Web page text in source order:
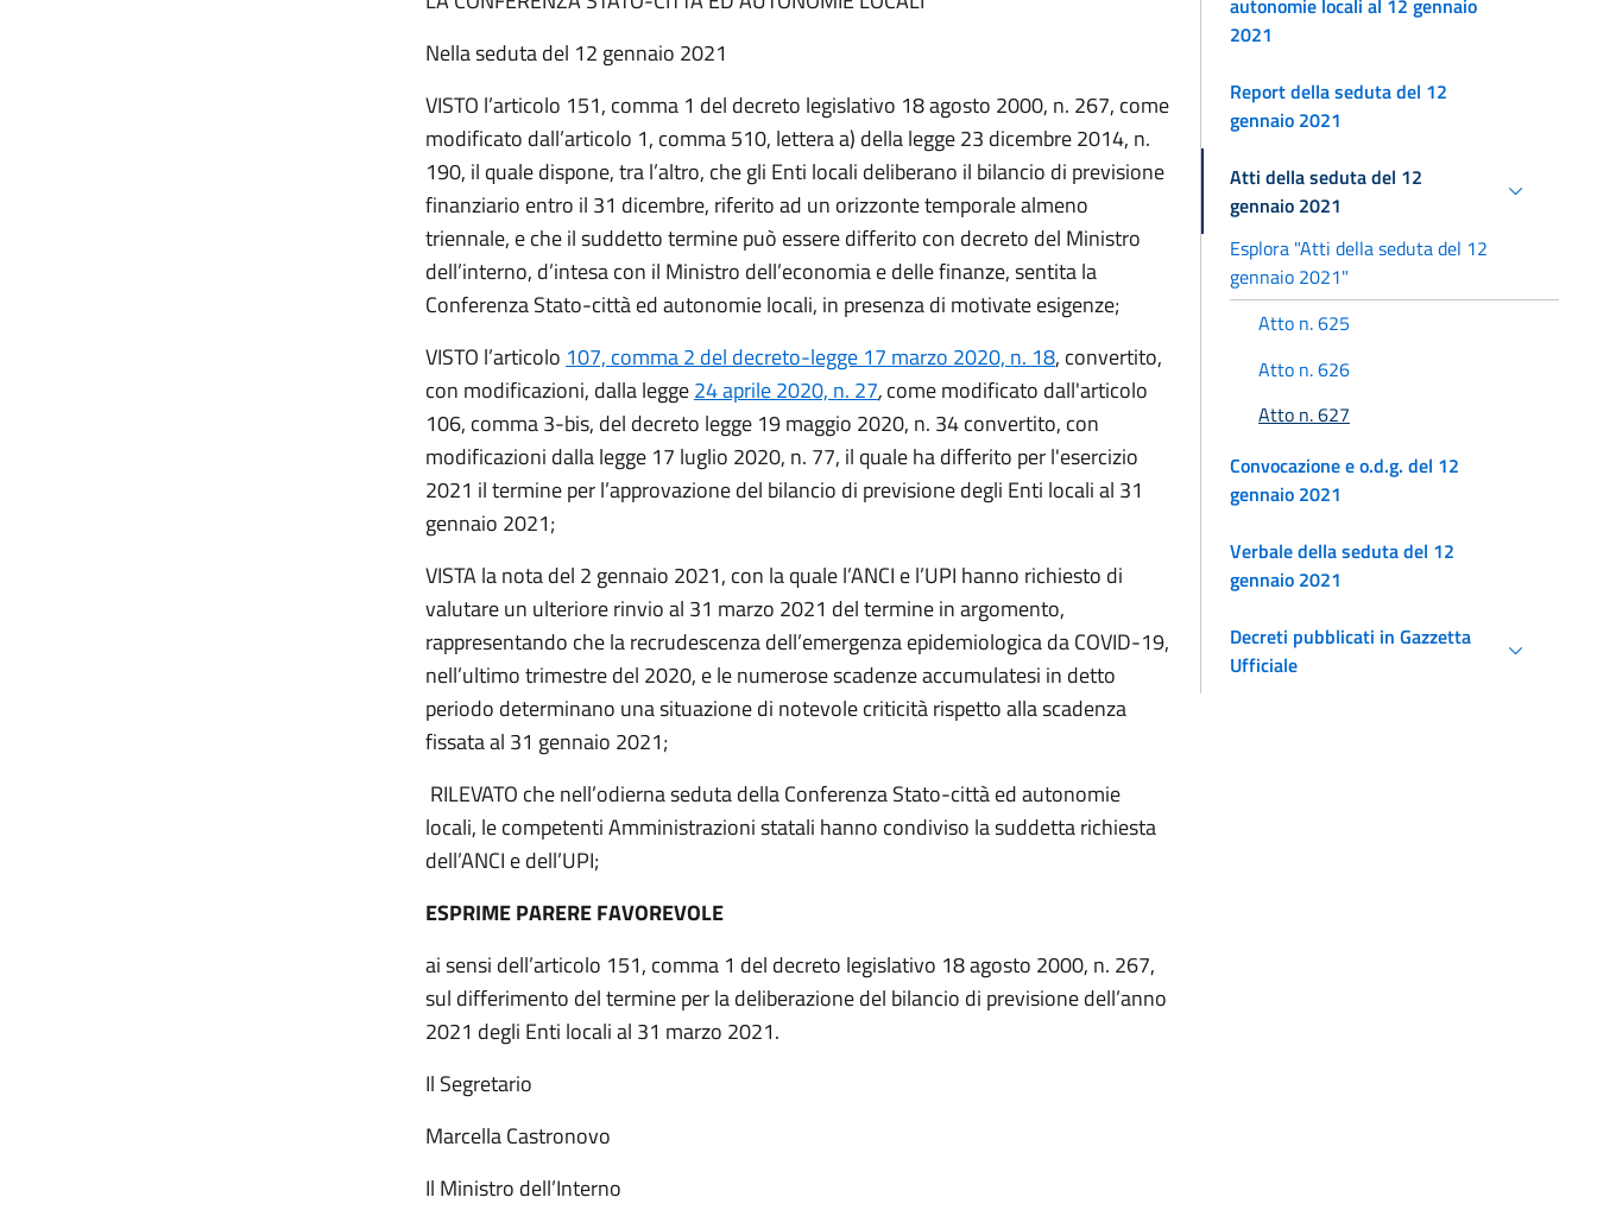
Nella seduta del 12 gennaio 2021
VISTO l’articolo 151, comma 1 del decreto legislativo 18 agosto 2000, n. 267, come
modificato dall’articolo 1, comma 510, lettera a) della legge 23 dicembre 2014, n.
190, il quale dispone, tra l’altro, che gli Enti locali deliberano il bilancio di previsione
finanziario entro il 31 dicembre, riferito ad un orizzonte temporale almeno
triennale, e che il suddetto termine può essere differito con decreto del Ministro
dell’interno, d’intesa con il Ministro dell’economia e delle finanze, sentita la
Conferenza Stato-città ed autonomie locali, in presenza di motivate esigenze;
VISTO l’articolo 107, comma 2 del decreto-legge 17 marzo 2020, n. 18, convertito,
con modificazioni, dalla legge24 aprile 2020, n. 27,come modificato dall'articolo
106, comma 3-bis, del decreto legge 19 maggio 2020, n. 34 convertito, con
modificazioni dalla legge 17 luglio 2020, n. 77, il quale ha differito per l'esercizio
2021 il termine per l’approvazione del bilancio di previsione degli Enti locali al 31
gennaio 2021;
VISTA la nota del 2 gennaio 2021, con la quale l’ANCI e l’UPI hanno richiesto di
valutare un ulteriore rinvio al 31 marzo 2021 del termine in argomento,
rappresentando che la recrudescenza dell’emergenza epidemiologica da COVID-19,
nell’ultimo trimestre del 2020, e le numerose scadenze accumulatesi in detto
periodo determinano una situazione di notevole criticità rispetto alla scadenza
fissata al 31 gennaio 2021;
RILEVATO che nell’odierna seduta della Conferenza Stato-città ed autonomie
locali, le competenti Amministrazioni statali hanno condiviso la suddetta richiesta
dell’ANCI e dell’UPI;
ESPRIME PARERE FAVOREVOLE
ai sensi dell’articolo 151, comma 1 del decreto legislativo 18 agosto 2000, n. 267,
sul differimento del termine per la deliberazione del bilancio di previsione dell’anno
2021 degli Enti locali al 31 marzo 2021.
Il Segretario
Marcella Castronovo
Il Ministro dell’Interno
2021
Report della seduta del 12
gennaio 2021
Atti della seduta del 12
gennaio 2021
Esplora "Atti della seduta del 12
gennaio 2021"
Atto n. 625
Atto n. 626
Atto n. 627
Convocazione e o.d.g. del 12
gennaio 2021
Verbale della seduta del 12
gennaio 2021
Decreti pubblicati in Gazzetta
Ufficiale